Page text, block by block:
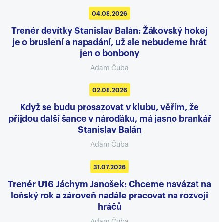
04.08.2026
Trenér devítky Stanislav Balán: Žákovský hokej
je o bruslení a napadání, už ale nebudeme hrát
jen o bonbony
Adam Čuba
02.08.2026
Když se budu prosazovat v klubu, věřím, že
přijdou další šance v nároďáku, má jasno brankář
Stanislav Balán
Adam Čuba
31.07.2026
Trenér U16 Jáchym Janošek: Chceme navázat na
loňský rok a zároveň nadále pracovat na rozvoji
hráčů